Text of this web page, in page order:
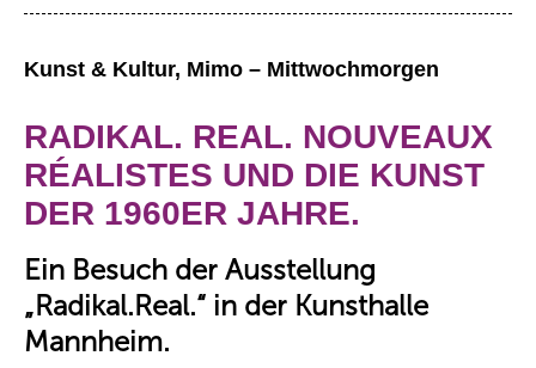
Kunst & Kultur, Mimo – Mittwochmorgen
RADIKAL. REAL. NOUVEAUX
RÉALISTES UND DIE KUNST
DER 1960ER JAHRE.
Ein Besuch der Ausstellung
„Radikal.Real.“ in der Kunsthalle
Mannheim.